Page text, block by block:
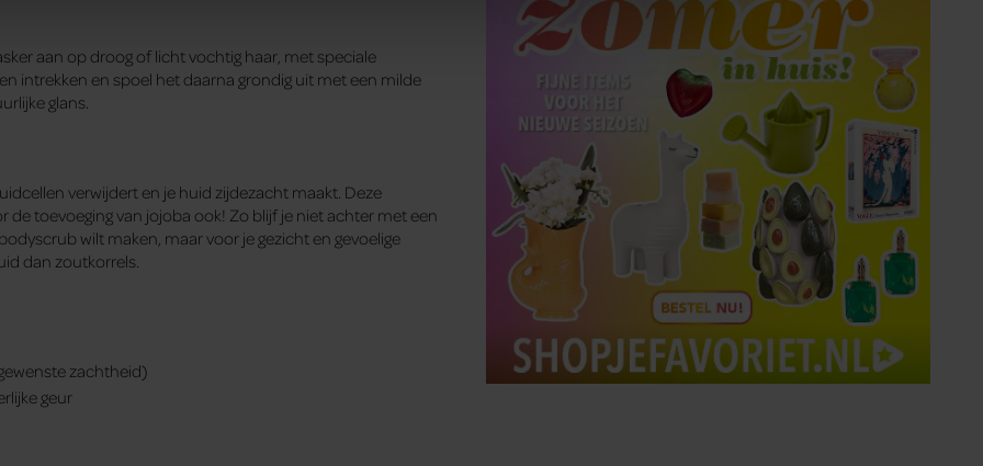
Ook delen we informatie over uw gebruik van onze site met onze partners voor social
Deze partners kunnen deze gegevens combineren met andere informatie die u aan ze heeft
op basis van uw gebruik van hun services. U gaat akkoord met onze cookies als u
aan op droog of licht vochtig haar, met speciale
intrekken en spoel het daarna grondig uit met een milde
glans.
verwijdert en je huid zijdezacht maakt. Deze
toevoeging van jojoba ook! Zo blijf je niet achter met een
wilt maken, maar voor je gezicht en gevoelige
dan zoutkorrels.
zachtheid)
geur